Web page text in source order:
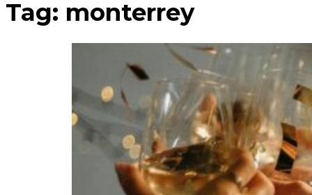
Tag: monterrey